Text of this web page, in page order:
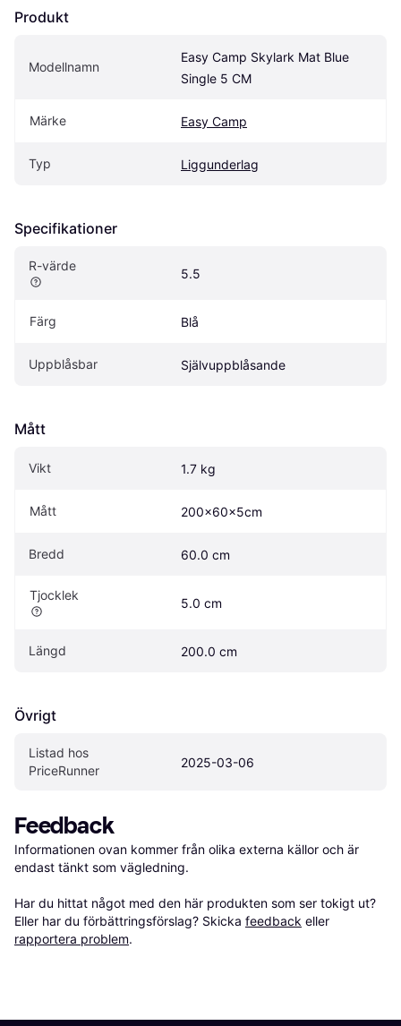
Produkt
Modellnamn
Easy Camp Skylark Mat Blue
Single 5 CM
Märke Easy Camp
Typ Liggunderlag
Specifikationer
R-värde
5.5
Färg Blå
Uppblåsbar Självuppblåsande
Mått
Vikt 1.7 kg
Mått 200x60x5cm
Bredd 60.0 cm
Tjocklek
5.0 cm
Längd 200.0 cm
Övrigt
Listad hos
PriceRunner
2025-03-06
Feedback
Informationen ovan kommer från olika externa källor och är
endast tänkt som vägledning.
Har du hittat något med den här produkten som ser tokigt ut?
Eller har du förbättringsförslag? Skicka feedback eller
rapportera problem.